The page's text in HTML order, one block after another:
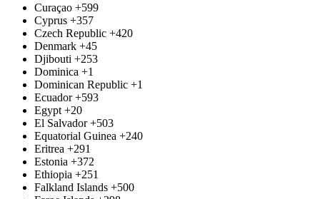
Curaçao +599
Cyprus +357
Czech Republic +420
Denmark +45
Djibouti +253
Dominica +1
Dominican Republic +1
Ecuador +593
Egypt +20
El Salvador +503
Equatorial Guinea +240
Eritrea +291
Estonia +372
Ethiopia +251
Falkland Islands +500